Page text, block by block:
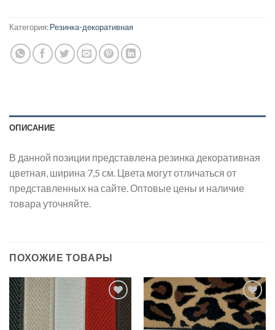
Категория:Резинка-декоративная
ОПИСАНИЕ
В данной позиции представлена резинка декоративная
цветная, ширина 7,5 см. Цвета могут отличаться от
представленных на сайте. Оптовые цены и наличие
товара уточняйте.
ПОХОЖИЕ ТОВАРЫ
Добавить
в список
желаний
Добавить
в список
желаний